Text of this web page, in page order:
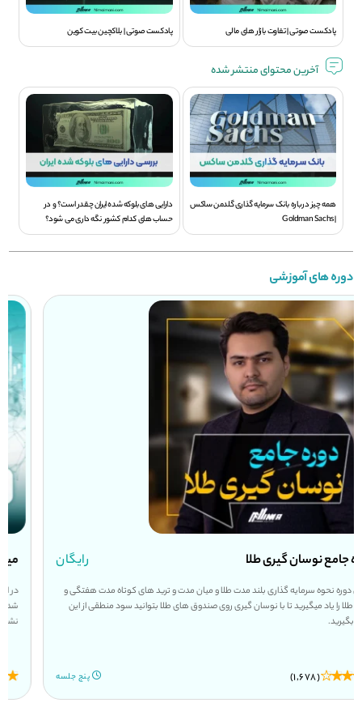
پادکست صوتی | تفاوت بازار های مالی پادکست صوتی | بلاکچین بیت کوین
آخرین محتوای منتشر شده
همه چیز درباره بانک سرمایه گذاری گلدمن ساکس
| Goldman Sachs
دارایی های بلوکه شده ایران چقدر است؟ و در
حساب های کدام کشور نگه داری می شود؟
دوره های آموزشی
مینی دوره ورود به بازار های مالی
در این دوره آموزشی کوتاه که مناسب برای تمام کسانی هست که تازه وارد بازار های مالی
شدن، به صورت کلی نکات کوتاه و ارزشمندی در اختیار شما قرار دادیم تا در ابتدای کار سردرگم
نشوید و مسیر خودتون رو دقیقا بر اساس هدف خودتون تعیین کنید.
پانزده جلسه